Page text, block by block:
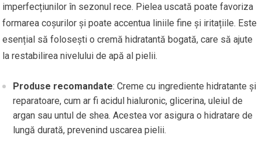
imperfecțiunilor în sezonul rece. Pielea uscată poate favoriza
formarea coșurilor și poate accentua liniile fine și iritațiile. Este
esențial să folosești o cremă hidratantă bogată, care să ajute
la restabilirea nivelului de apă al pielii.
Produse recomandate: Creme cu ingrediente hidratante și
reparatoare, cum ar fi acidul hialuronic, glicerina, uleiul de
argan sau untul de shea. Acestea vor asigura o hidratare de
lungă durată, prevenind uscarea pielii.